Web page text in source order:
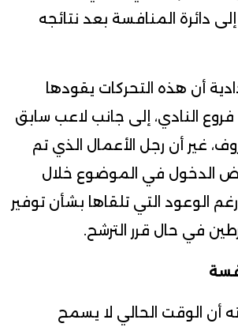
دائرة المنافسة بعد نتائجه
أن هذه التحركات يقودها
النادي، إلى جانب لاعب سابق
غير أن رجل الأعمال الذي تم
الدخول في الموضوع خلال
رغم الوعود التي تلقاها بشأن توفير
في حال قرر الترشح.
أن الوقت الحالي لا يسمح